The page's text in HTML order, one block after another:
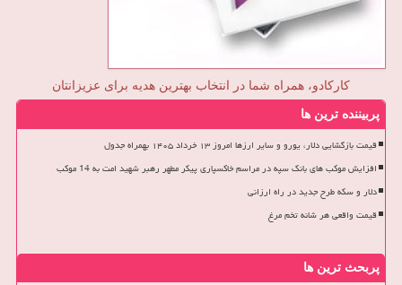
کارکادو، همراه شما در انتخاب بهترین هدیه برای عزیزانتان
پربیننده ترین ها
قیمت بازگشایی دلار، یورو و سایر ارزها امروز ۱۳ خرداد ۱۴۰۵ بهمراه جدول
افزایش موکب های بانک سپه در مراسم خاکسپاری پیکر مطهر رهبر شهید امت به 14 موکب
دلار و سکه طرح جدید در راه ارزانی
قیمت واقعی هر شانه تخم مرغ
پربحث ترین ها